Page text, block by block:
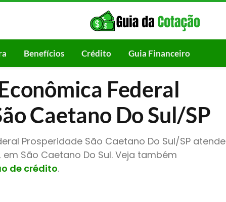
Benefícios Crédito Guia Financeiro
Federal
Caetano Do Sul/SP
Prosperidade São Caetano Do Sul/SP atende
São Caetano Do Sul. Veja também
de crédito.